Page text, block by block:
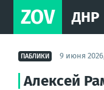
ZOV ДНР
ПАБЛИКИ 9 июня
Алексей